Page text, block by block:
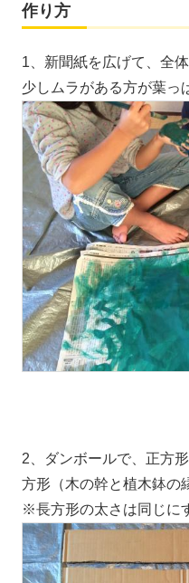
作り方
1、新聞紙を広げて、全
少しムラがある方が葉っ
2、ダンボールで、正方
方形（木の幹と植木鉢の
※長方形の太さは同じに